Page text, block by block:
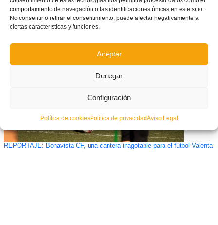
comportamiento de navegación o las identificaciones únicas en este sitio.
No consentir o retirar el consentimiento, puede afectar negativamente a
ciertas características y funciones.
Aceptar
Denegar
Configuración
Política de cookiesPolítica de privacidadAviso Legal
| FUTSAL | El Levante no pudo con Viña Albali (3-2) y cayó en los
Octavos de Copa del Rey
REPORTAJE: Bonavista CF, una cantera inagotable para el fútbol Valenta